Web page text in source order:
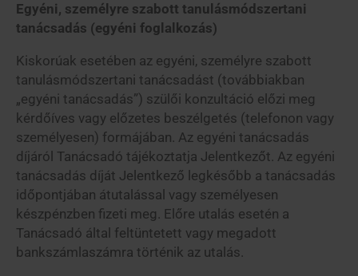
Egyéni, személyre szabott tanulásmódszertani
tanácsadás (egyéni foglalkozás)
Kiskorúak esetében az egyéni, személyre szabott
tanulásmódszertani tanácsadást (továbbiakban
„egyéni tanácsadás”) szülői konzultáció előzi meg
kérdőíves vagy előzetes beszélgetés (telefonon vagy
személyesen) formájában. Az egyéni tanácsadás
díjáról Tanácsadó tájékoztatja Jelentkezőt. Az egyéni
tanácsadás díját Jelentkező legkésőbb a tanácsadás
időpontjában átutalással vagy személyesen
készpénzben fizeti meg. Előre utalás esetén a
Tanácsadó által feltüntetett vagy megadott
bankszámlaszámra történik az utalás.